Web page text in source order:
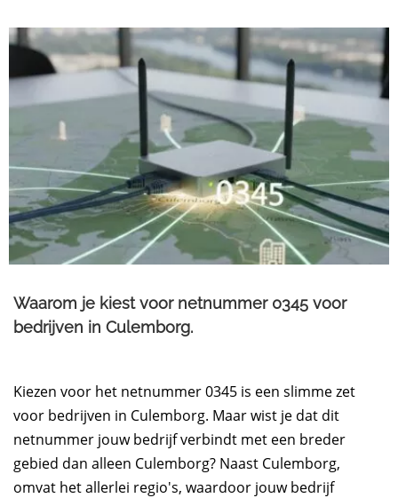
Waarom je kiest voor netnummer 0345 voor
bedrijven in Culemborg.​
Kiezen voor het netnummer 0345 is een slimme zet
voor bedrijven in Culemborg. Maar wist je dat dit
netnummer jouw bedrijf verbindt met een breder
gebied dan alleen Culemborg? Naast Culemborg,
omvat het allerlei regio's, waardoor jouw bedrijf